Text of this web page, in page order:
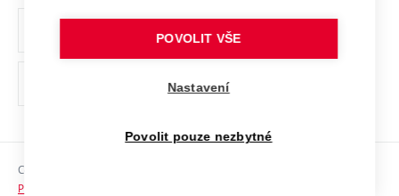
Ochrana osobních údajů
odkaz)
Sociální bezpečí
Copyright © 2026 VUT
Prohlášení o přístupnosti
POVOLIT VŠE
Nastavení
Povolit pouze nezbytné